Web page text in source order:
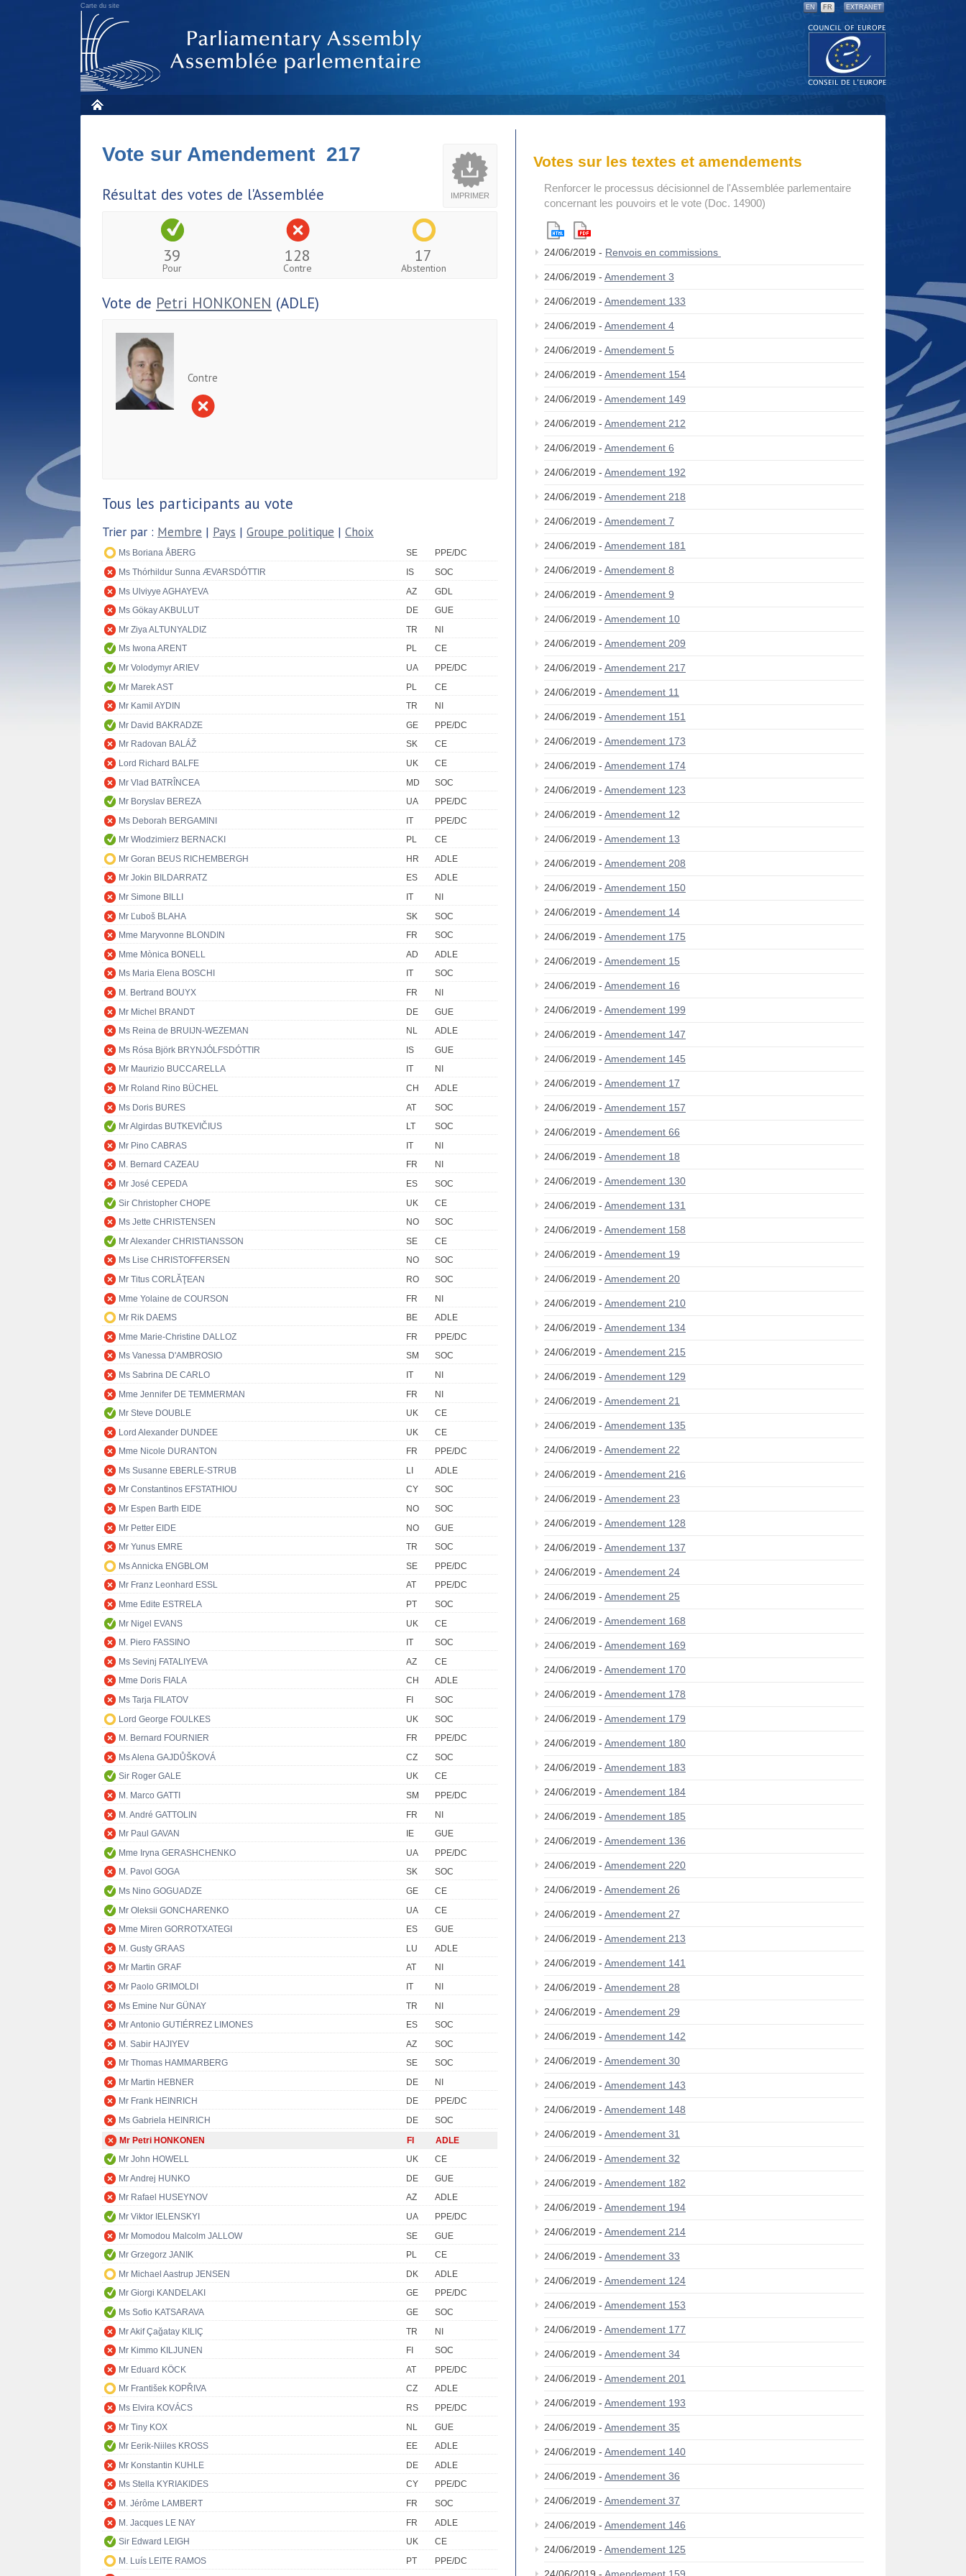
Carte du site EN FR EXTRANET
IMPRIMER
Vote sur Amendement 217
Résultat des votes de l'Assemblée
39
Pour
128
Contre
17
Abstention
Vote de Petri HONKONEN (ADLE)
Contre
Tous les participants au vote
Trier par : Membre | Pays | Groupe politique | Choix
Ms Boriana ÅBERG SE
PPE/DC
Ms Thórhildur Sunna ÆVARSDÓTTIR
IS
SOC
Ms Ulviyye AGHAYEVA
AZ
GDL
Ms Gökay AKBULUT
DE
GUE
Mr Ziya ALTUNYALDIZ
TR
NI
Ms Iwona ARENT
PL
CE
Mr Volodymyr ARIEV
UA
PPE/DC
Mr Marek AST
PL
CE
Mr Kamil AYDIN
TR
NI
Mr David BAKRADZE
GE
PPE/DC
Mr Radovan BALÁŽ
SK
CE
Lord Richard BALFE
UK
CE
Mr Vlad BATRÎNCEA
MD
SOC
Mr Boryslav BEREZA
UA
PPE/DC
Ms Deborah BERGAMINI
IT
PPE/DC
Mr Włodzimierz BERNACKI
PL
CE
Mr Goran BEUS RICHEMBERGH
HR
ADLE
Mr Jokin BILDARRATZ
ES
ADLE
Mr Simone BILLI
IT
NI
Mr Ľuboš BLAHA
SK
SOC
Mme Maryvonne BLONDIN
FR
SOC
Mme Mònica BONELL
AD
ADLE
Ms Maria Elena BOSCHI
IT
SOC
M. Bertrand BOUYX
FR
NI
Mr Michel BRANDT
DE
GUE
Ms Reina de BRUIJN-WEZEMAN
NL
ADLE
Ms Rósa Björk BRYNJÓLFSDÓTTIR
IS
GUE
Mr Maurizio BUCCARELLA
IT
NI
Mr Roland Rino BÜCHEL
CH
ADLE
Ms Doris BURES
AT
SOC
Mr Algirdas BUTKEVIČIUS
LT
SOC
Mr Pino CABRAS
IT
NI
M. Bernard CAZEAU
FR
NI
Mr José CEPEDA
ES
SOC
Sir Christopher CHOPE
UK
CE
Ms Jette CHRISTENSEN
NO
SOC
Mr Alexander CHRISTIANSSON
SE
CE
Ms Lise CHRISTOFFERSEN
NO
SOC
Mr Titus CORLĂŢEAN
RO
SOC
Mme Yolaine de COURSON
FR
NI
Mr Rik DAEMS
BE
ADLE
Mme Marie-Christine DALLOZ
FR
PPE/DC
Ms Vanessa D'AMBROSIO
SM
SOC
Ms Sabrina DE CARLO
IT
NI
Mme Jennifer DE TEMMERMAN
FR
NI
Mr Steve DOUBLE
UK
CE
Lord Alexander DUNDEE
UK
CE
Mme Nicole DURANTON
FR
PPE/DC
Ms Susanne EBERLE-STRUB
LI
ADLE
Mr Constantinos EFSTATHIOU
CY
SOC
Mr Espen Barth EIDE
NO
SOC
Mr Petter EIDE
NO
GUE
Mr Yunus EMRE
TR
SOC
Ms Annicka ENGBLOM
SE
PPE/DC
Mr Franz Leonhard ESSL
AT
PPE/DC
Mme Edite ESTRELA
PT
SOC
Mr Nigel EVANS
UK
CE
M. Piero FASSINO
IT
SOC
Ms Sevinj FATALIYEVA
AZ
CE
Mme Doris FIALA
CH
ADLE
Ms Tarja FILATOV
FI
SOC
Lord George FOULKES
UK
SOC
M. Bernard FOURNIER
FR
PPE/DC
Ms Alena GAJDŮŠKOVÁ
CZ
SOC
Sir Roger GALE
UK
CE
M. Marco GATTI
SM
PPE/DC
M. André GATTOLIN
FR
NI
Mr Paul GAVAN
IE
GUE
Mme Iryna GERASHCHENKO
UA
PPE/DC
M. Pavol GOGA
SK
SOC
Ms Nino GOGUADZE
GE
CE
Mr Oleksii GONCHARENKO
UA
CE
Mme Miren GORROTXATEGI
ES
GUE
M. Gusty GRAAS
LU
ADLE
Mr Martin GRAF
AT
NI
Mr Paolo GRIMOLDI
IT
NI
Ms Emine Nur GÜNAY
TR
NI
Mr Antonio GUTIÉRREZ LIMONES
ES
SOC
M. Sabir HAJIYEV
AZ
SOC
Mr Thomas HAMMARBERG
SE
SOC
Mr Martin HEBNER
DE
NI
Mr Frank HEINRICH
DE
PPE/DC
Ms Gabriela HEINRICH
DE
SOC
Mr Petri HONKONEN
FI
ADLE
Mr John HOWELL
UK
CE
Mr Andrej HUNKO
DE
GUE
Mr Rafael HUSEYNOV
AZ
ADLE
Mr Viktor IELENSKYI
UA
PPE/DC
Mr Momodou Malcolm JALLOW
SE
GUE
Mr Grzegorz JANIK
PL
CE
Mr Michael Aastrup JENSEN
DK
ADLE
Mr Giorgi KANDELAKI
GE
PPE/DC
Ms Sofio KATSARAVA
GE
SOC
Mr Akif Çağatay KILIÇ
TR
NI
Mr Kimmo KILJUNEN
FI
SOC
Mr Eduard KÖCK
AT
PPE/DC
Mr František KOPŘIVA
CZ
ADLE
Ms Elvira KOVÁCS
RS
PPE/DC
Mr Tiny KOX
NL
GUE
Mr Eerik-Niiles KROSS
EE
ADLE
Mr Konstantin KUHLE
DE
ADLE
Ms Stella KYRIAKIDES
CY
PPE/DC
M. Jérôme LAMBERT
FR
SOC
M. Jacques LE NAY
FR
ADLE
Sir Edward LEIGH
UK
CE
M. Luís LEITE RAMOS
PT
PPE/DC
Votes sur les textes et amendements
Renforcer le processus décisionnel de l'Assemblée parlementaire
concernant les pouvoirs et le vote (Doc. 14900)
24/06/2019 - Renvois en commissions
24/06/2019 - Amendement 3
24/06/2019 - Amendement 133
24/06/2019 - Amendement 4
24/06/2019 - Amendement 5
24/06/2019 - Amendement 154
24/06/2019 - Amendement 149
24/06/2019 - Amendement 212
24/06/2019 - Amendement 6
24/06/2019 - Amendement 192
24/06/2019 - Amendement 218
24/06/2019 - Amendement 7
24/06/2019 - Amendement 181
24/06/2019 - Amendement 8
24/06/2019 - Amendement 9
24/06/2019 - Amendement 10
24/06/2019 - Amendement 209
24/06/2019 - Amendement 217
24/06/2019 - Amendement 11
24/06/2019 - Amendement 151
24/06/2019 - Amendement 173
24/06/2019 - Amendement 174
24/06/2019 - Amendement 123
24/06/2019 - Amendement 12
24/06/2019 - Amendement 13
24/06/2019 - Amendement 208
24/06/2019 - Amendement 150
24/06/2019 - Amendement 14
24/06/2019 - Amendement 175
24/06/2019 - Amendement 15
24/06/2019 - Amendement 16
24/06/2019 - Amendement 199
24/06/2019 - Amendement 147
24/06/2019 - Amendement 145
24/06/2019 - Amendement 17
24/06/2019 - Amendement 157
24/06/2019 - Amendement 66
24/06/2019 - Amendement 18
24/06/2019 - Amendement 130
24/06/2019 - Amendement 131
24/06/2019 - Amendement 158
24/06/2019 - Amendement 19
24/06/2019 - Amendement 20
24/06/2019 - Amendement 210
24/06/2019 - Amendement 134
24/06/2019 - Amendement 215
24/06/2019 - Amendement 129
24/06/2019 - Amendement 21
24/06/2019 - Amendement 135
24/06/2019 - Amendement 22
24/06/2019 - Amendement 216
24/06/2019 - Amendement 23
24/06/2019 - Amendement 128
24/06/2019 - Amendement 137
24/06/2019 - Amendement 24
24/06/2019 - Amendement 25
24/06/2019 - Amendement 168
24/06/2019 - Amendement 169
24/06/2019 - Amendement 170
24/06/2019 - Amendement 178
24/06/2019 - Amendement 179
24/06/2019 - Amendement 180
24/06/2019 - Amendement 183
24/06/2019 - Amendement 184
24/06/2019 - Amendement 185
24/06/2019 - Amendement 136
24/06/2019 - Amendement 220
24/06/2019 - Amendement 26
24/06/2019 - Amendement 27
24/06/2019 - Amendement 213
24/06/2019 - Amendement 141
24/06/2019 - Amendement 28
24/06/2019 - Amendement 29
24/06/2019 - Amendement 142
24/06/2019 - Amendement 30
24/06/2019 - Amendement 143
24/06/2019 - Amendement 148
24/06/2019 - Amendement 31
24/06/2019 - Amendement 32
24/06/2019 - Amendement 182
24/06/2019 - Amendement 194
24/06/2019 - Amendement 214
24/06/2019 - Amendement 33
24/06/2019 - Amendement 124
24/06/2019 - Amendement 153
24/06/2019 - Amendement 177
24/06/2019 - Amendement 34
24/06/2019 - Amendement 201
24/06/2019 - Amendement 193
24/06/2019 - Amendement 35
24/06/2019 - Amendement 140
24/06/2019 - Amendement 36
24/06/2019 - Amendement 37
24/06/2019 - Amendement 146
24/06/2019 - Amendement 125